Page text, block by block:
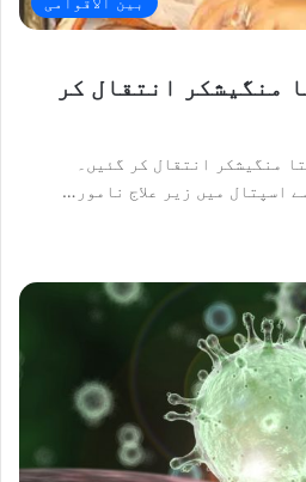
منگیشکر انتقال کر
منگیشکر انتقال کر گئیں۔
اسپتال میں زیر علاج نامور…